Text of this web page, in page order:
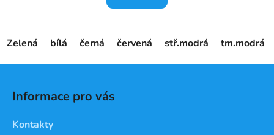
Zelená bílá černá červená stř.modrá tm.modrá
Informace pro vás
Kontakty